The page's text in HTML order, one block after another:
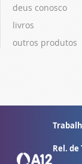
deus conosco
livros
outros produtos
Rel.